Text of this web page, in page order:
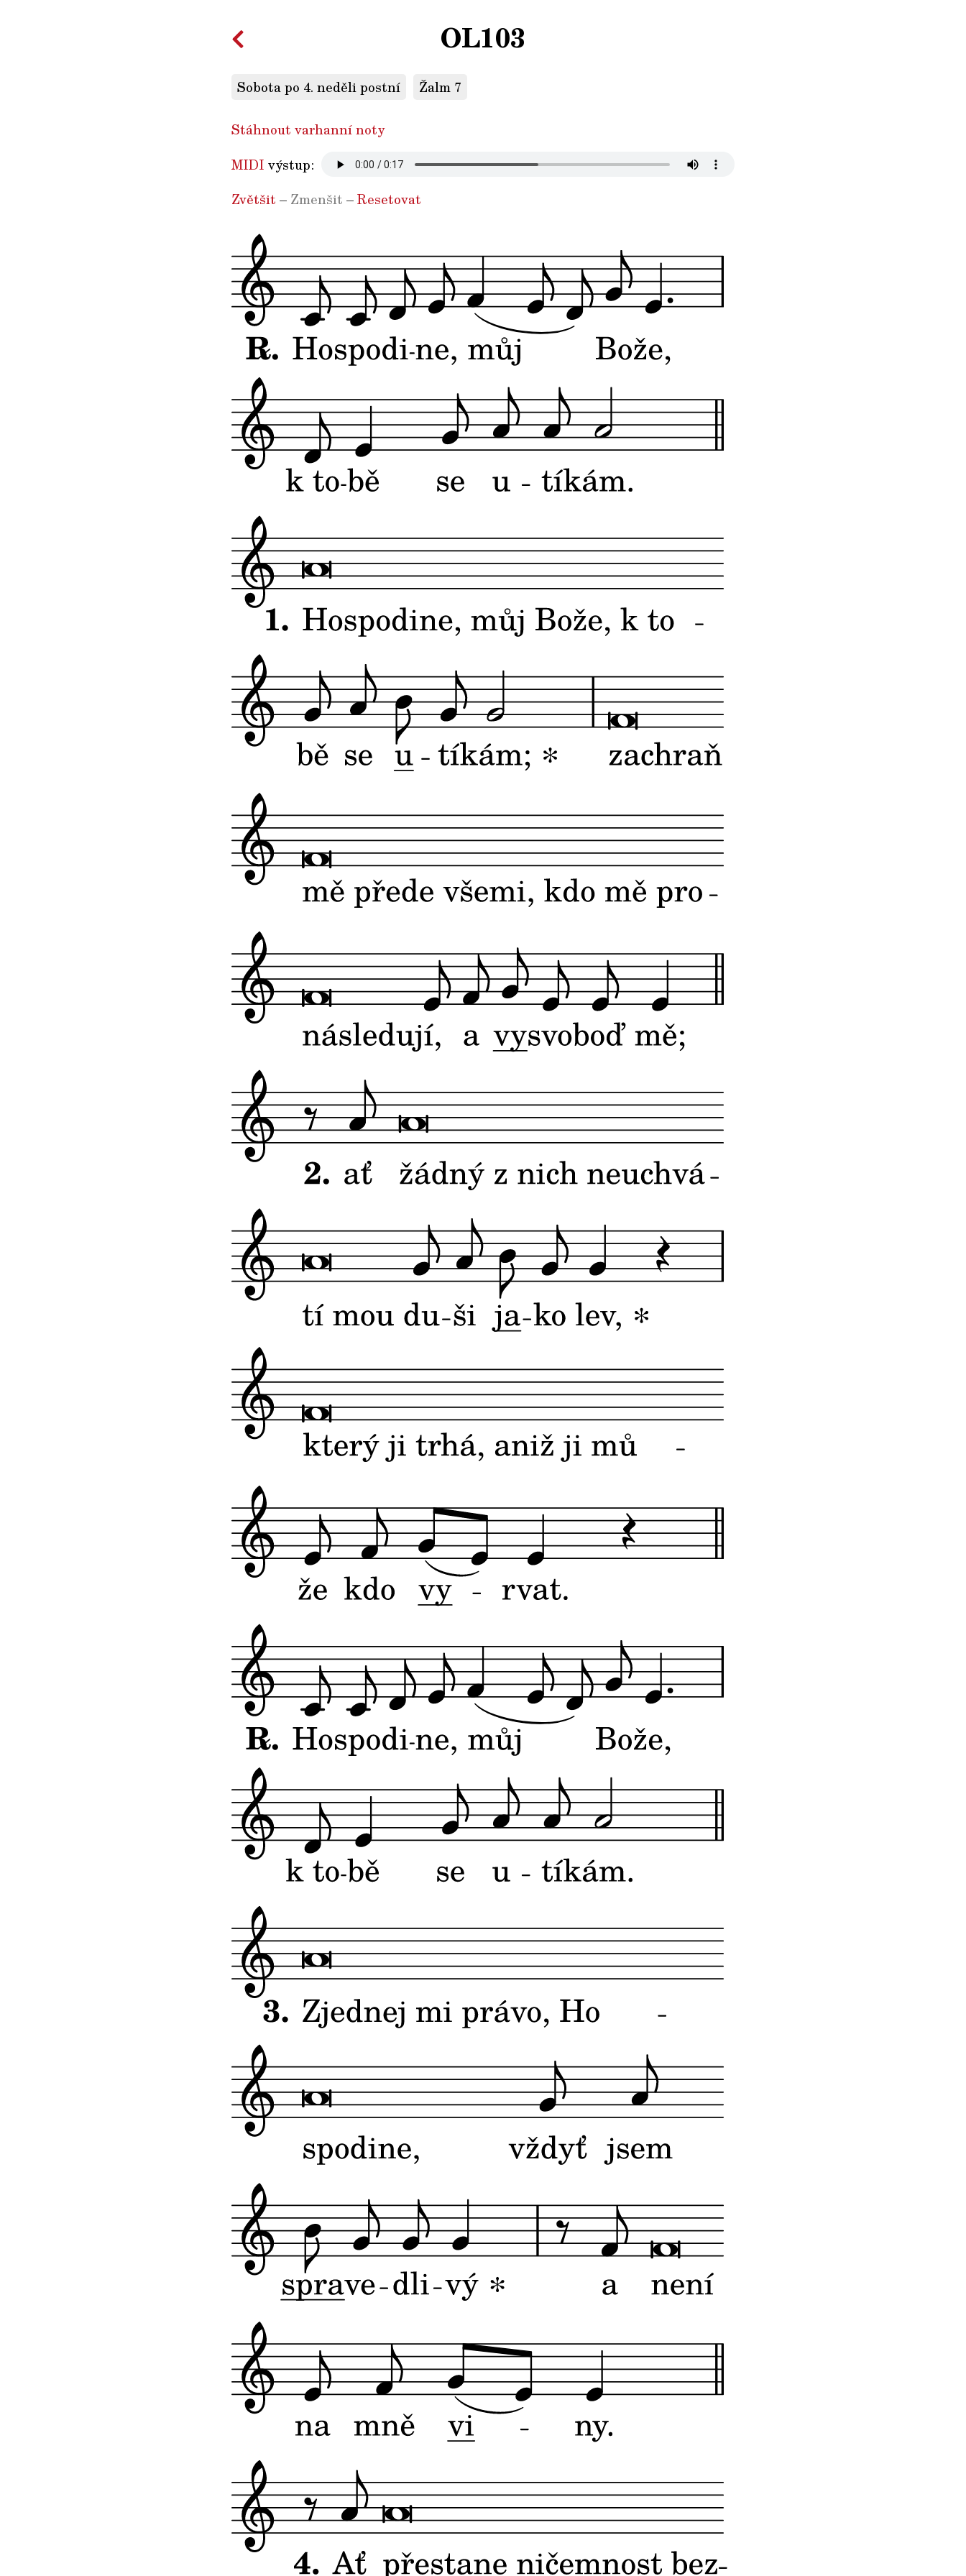
OL103
Sobota po 4. neděli postní Žalm 7
Stáhnout varhanní noty
MIDI výstup:
Zvětšit – Zmenšit –Resetovat